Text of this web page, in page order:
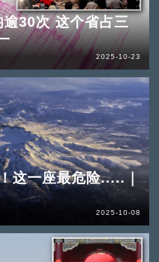
30次 这个省占三
2025-10-23
这一座最危险.....｜
2025-10-08